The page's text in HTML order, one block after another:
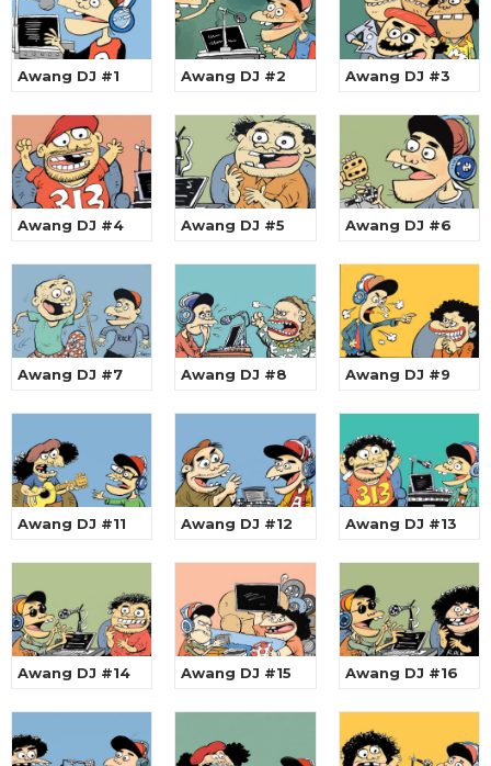
Awang DJ #1 Awang DJ #2 Awang DJ #3
Awang DJ #4 Awang DJ #5 Awang DJ #6
Awang DJ #7 Awang DJ #8 Awang DJ #9
Awang DJ #11 Awang DJ #12 Awang DJ #13
Awang DJ #14 Awang DJ #15 Awang DJ #16